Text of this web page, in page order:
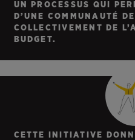
UN PROCESSUS QUI
D’UNE COMMUNAUTÉ
COLLECTIVEMENT DE
BUDGET.
CETTE INITIATIVE